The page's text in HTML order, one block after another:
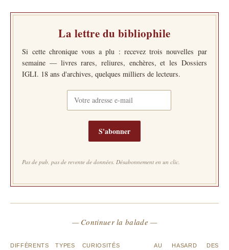
La lettre du bibliophile
Si cette chronique vous a plu : recevez trois nouvelles par
semaine — livres rares, reliures, enchères, et les Dossiers
IGLI. 18 ans d'archives, quelques milliers de lecteurs.
S'abonner
Pas de pub, pas de revente de données. Désabonnement en un clic.
— Continuer la balade —
DIFFÉRENTS TYPES
CURIOSITÉS
AU HASARD DES